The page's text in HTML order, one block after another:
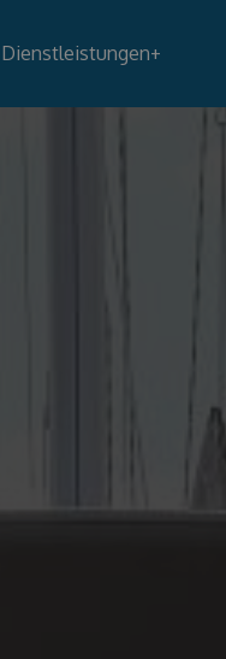
Dienstleistungen+